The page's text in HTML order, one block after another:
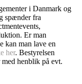
i Danmark og
spænder fra
Er man
kan man lave en
her. Bestyrelsen
henblik på evt.